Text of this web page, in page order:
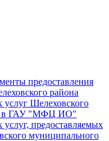
предоставления
района
Шелеховского
в ГАУ "МФЦ ИО"
предоставляемых
муниципального